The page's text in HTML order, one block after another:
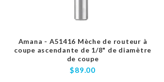
Amana - A51416 Mèche de routeur à
coupe ascendante de 1/8" de diamètre
de coupe
$89.00